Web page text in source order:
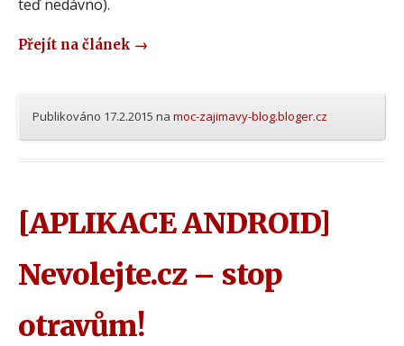
teď nedávno).
Přejít na článek →
Publikováno 17.2.2015 na moc-zajimavy-blog.bloger.cz
[APLIKACE ANDROID]
Nevolejte.cz – stop
otravům!